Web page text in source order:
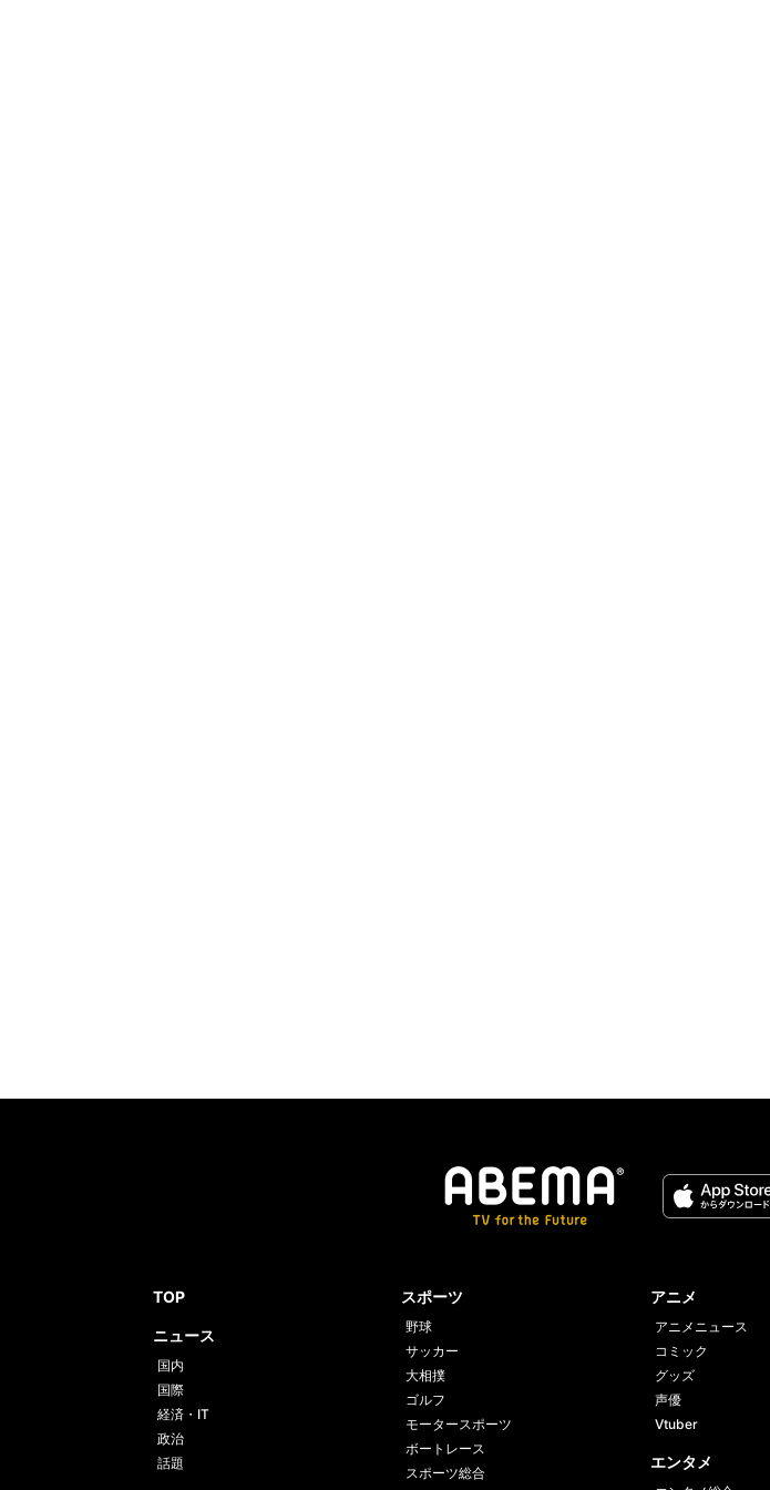
TOP
ニュース
国内
国際
経済・IT
政治
話題
スポーツ
野球
サッカー
大相撲
ゴルフ
モータースポーツ
ボートレース
スポーツ総合
アニメ
アニメニュース
コミック
グッズ
声優
Vtuber
エンタメ